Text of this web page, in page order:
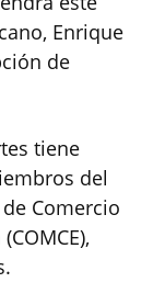
Enrique
de
tiene
del
Comercio